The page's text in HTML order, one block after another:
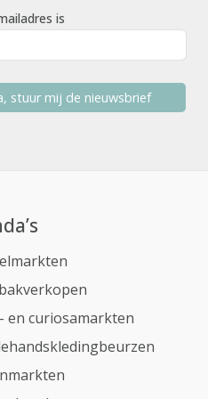
is
Ja, stuur mij de nieuwsbrief
en curiosamarkten